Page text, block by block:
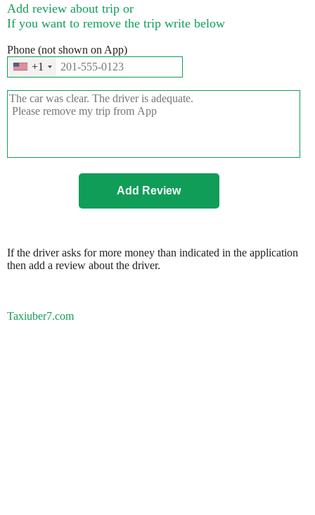
Add review about trip or
If you want to remove the trip write below
Phone (not shown on App)
+1
If the driver asks for more money than indicated in the application
then add a review about the driver.
Taxiuber7.com